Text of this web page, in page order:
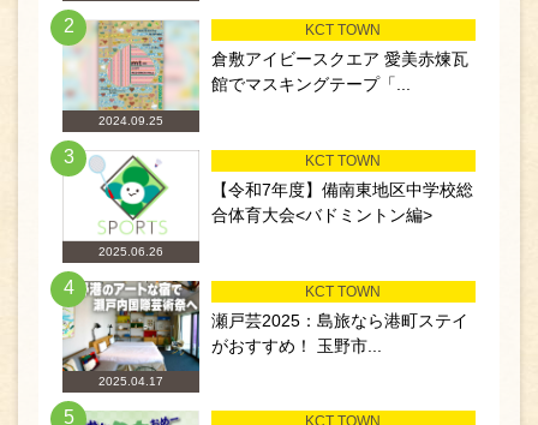
2
2024.09.25
KCT TOWN
倉敷アイビースクエア 愛美赤煉瓦
館でマスキングテープ「...
3
2025.06.26
KCT TOWN
【令和7年度】備南東地区中学校総
合体育大会<バドミントン編>
4
2025.04.17
KCT TOWN
瀬戸芸2025：島旅なら港町ステイ
がおすすめ！ 玉野市...
5